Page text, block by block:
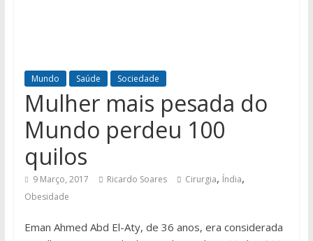
Mundo Saúde Sociedade
Mulher mais pesada do
Mundo perdeu 100
quilos
9 Março, 2017 Ricardo Soares Cirurgia, Índia,
Obesidade
Eman Ahmed Abd El-Aty, de 36 anos, era considerada